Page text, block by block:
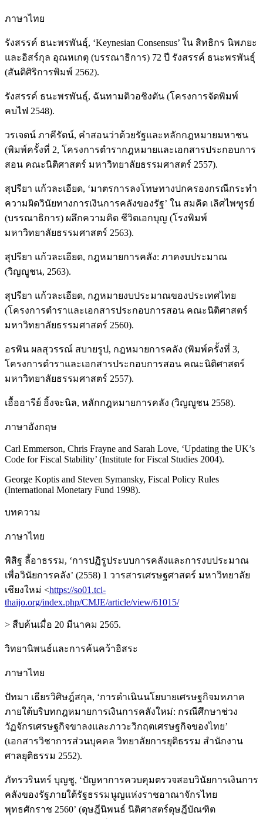
ภาษาไทย
รังสรรค์ ธนะพรพันธุ์, ‘Keynesian Consensus’ ใน สิทธิกร นิพภยะ
และอิสร์กุล อุณหเกตุ (บรรณาธิการ) 72 ปี รังสรรค์ ธนะพรพันธุ์
(สันติศิริการพิมพ์ 2562).
รังสรรค์ ธนะพรพันธุ์, ฉันทามติวอชิงตัน (โครงการจัดพิมพ์
คบไฟ 2548).
วรเจตน์ ภาคีรัตน์, คำสอนว่าด้วยรัฐและหลักกฎหมายมหาชน
(พิมพ์ครั้งที่ 2, โครงการตำรากฎหมายและเอกสารประกอบการ
สอน คณะนิติศาสตร์ มหาวิทยาลัยธรรมศาสตร์ 2557).
สุปรียา แก้วละเอียด, ‘มาตรการลงโทษทางปกครองกรณีกระทำ
ความผิดวินัยทางการเงินการคลังของรัฐ’ ใน สมคิด เลิศไพฑูรย์
(บรรณาธิการ) ผลึกความคิด ชีวิตเอกบุญ (โรงพิมพ์
มหาวิทยาลัยธรรมศาสตร์ 2563).
สุปรียา แก้วละเอียด, กฎหมายการคลัง: ภาคงบประมาณ
(วิญญูชน, 2563).
สุปรียา แก้วละเอียด, กฎหมายงบประมาณของประเทศไทย
(โครงการตำราและเอกสารประกอบการสอน คณะนิติศาสตร์
มหาวิทยาลัยธรรมศาสตร์ 2560).
อรพิน ผลสุวรรณ์ สบายรูป, กฎหมายการคลัง (พิมพ์ครั้งที่ 3,
โครงการตำราและเอกสารประกอบการสอน คณะนิติศาสตร์
มหาวิทยาลัยธรรมศาสตร์ 2557).
เอื้ออารีย์ อิ้งจะนิล, หลักกฎหมายการคลัง (วิญญูชน 2558).
ภาษาอังกฤษ
Carl Emmerson, Chris Frayne and Sarah Love, ‘Updating the UK’s
Code for Fiscal Stability’ (Institute for Fiscal Studies 2004).
George Koptis and Steven Symansky, Fiscal Policy Rules
(International Monetary Fund 1998).
บทความ
ภาษาไทย
พิสิฐ ลี้อาธรรม, ‘การปฏิรูประบบการคลังและการงบประมาณ
เพื่อวินัยการคลัง’ (2558) 1 วารสารเศรษฐศาสตร์ มหาวิทยาลัย
เชียงใหม่ <https://so01.tci-
thaijo.org/index.php/CMJE/article/view/61015/
> สืบค้นเมื่อ 20 มีนาคม 2565.
วิทยานิพนธ์และการค้นคว้าอิสระ
ภาษาไทย
ปัทมา เธียรวิศิษฎ์สกุล, ‘การดำเนินนโยบายเศรษฐกิจมหภาค
ภายใต้บริบทกฎหมายการเงินการคลังใหม่: กรณีศึกษาช่วง
วัฏจักรเศรษฐกิจขาลงและภาวะวิกฤตเศรษฐกิจของไทย’
(เอกสารวิชาการส่วนบุคคล วิทยาลัยการยุติธรรม สำนักงาน
ศาลยุติธรรม 2552).
ภัทรวรินทร์ บุญชู, ‘ปัญหาการควบคุมตรวจสอบวินัยการเงินการ
คลังของรัฐภายใต้รัฐธรรมนูญแห่งราชอาณาจักรไทย
พุทธศักราช 2560’ (ดุษฎีนิพนธ์ นิติศาสตร์ดุษฎีบัณฑิต